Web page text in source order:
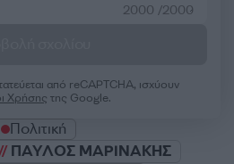
2000 /2000
από reCAPTCHA, ισχύουν
Χρήσης της Google.
Πολιτική
ΠΑΥΛΟΣ ΜΑΡΙΝΑΚΗΣ